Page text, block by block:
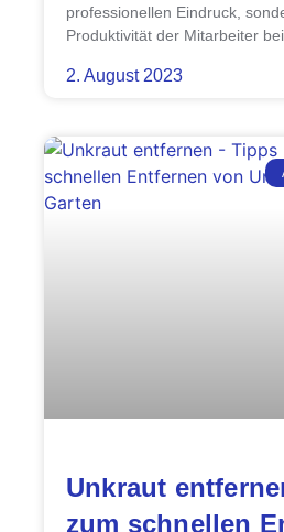
professionellen Eindruck,
Produktivität der Mitarbeiter
2. August 2023
Unkraut
zum schnellen